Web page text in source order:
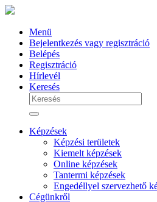
Menü
Bejelentkezés vagy regisztráció
Belépés
Regisztráció
Hírlevél
Keresés
Képzések
Képzési területek
Kiemelt képzések
Online képzések
Tantermi képzések
Engedéllyel szervezhető
Cégünkről